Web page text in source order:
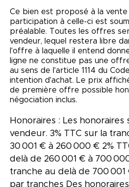
Ce bien est proposé à la vente
participation à celle-ci est
préalable. Toutes les offres
vendeur, lequel restera libre
l'offre à laquelle il entend
ligne ne constitue pas une
au sens de l'article 1114 du
intention d'achat. Le prix
de première offre possible
négociation inclus.
Honoraires : Les
vendeur. 3% TTC sur la
30 001 € à 260 000 € 2%
delà de 260 001 € à 700
tranche au delà de 700
par tranches Des